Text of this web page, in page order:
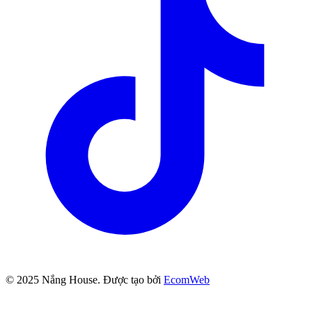
© 2025 Nắng House. Được tạo bởi EcomWeb